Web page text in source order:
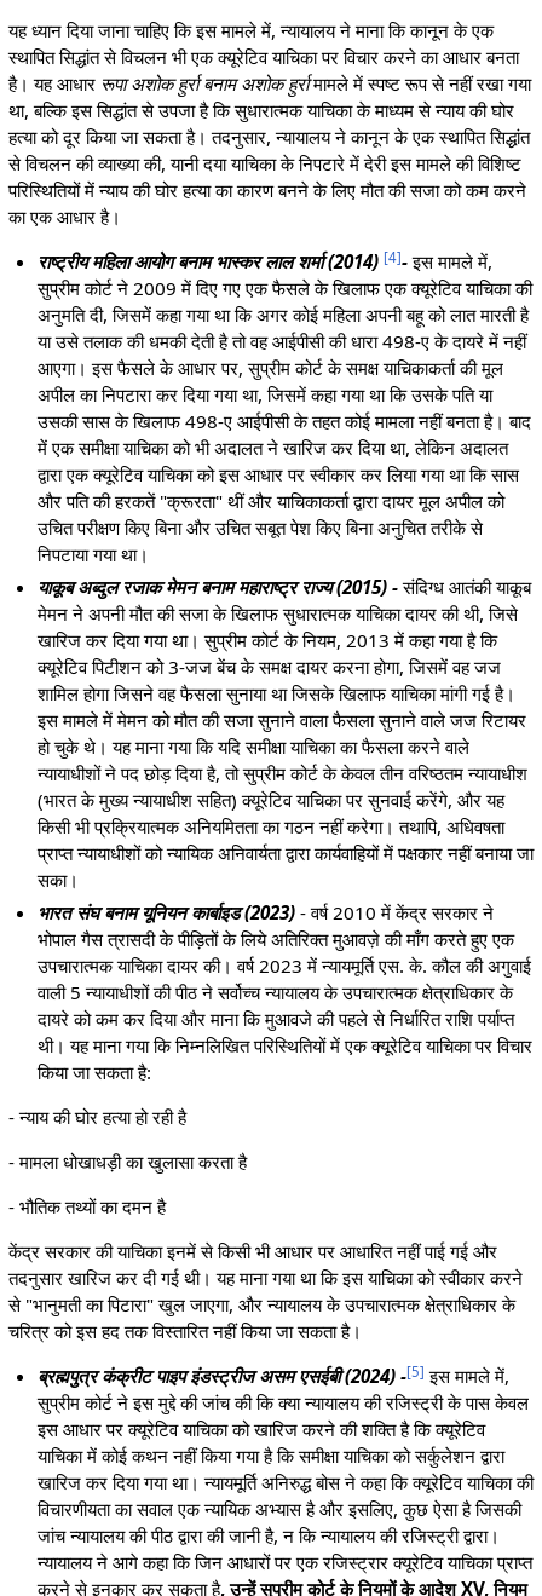
यह ध्यान दिया जाना चाहिए कि इस मामले में, न्यायालय ने माना कि कानून के एक
स्थापित सिद्धांत से विचलन भी एक क्यूरेटिव याचिका पर विचार करने का आधार बनता
है। यह आधार रूपा अशोक हुर्रा बनाम अशोक हुर्रामामले में स्पष्ट रूप से नहीं रखा गया
था, बल्कि इस सिद्धांत से उपजा है कि सुधारात्मक याचिका के माध्यम से न्याय की घोर
हत्या को दूर किया जा सकता है। तदनुसार, न्यायालय ने कानून के एक स्थापित सिद्धांत
से विचलन की व्याख्या की, यानी दया याचिका के निपटारे में देरी इस मामले की विशिष्ट
परिस्थितियों में न्याय की घोर हत्या का कारण बनने के लिए मौत की सजा को कम करने
का एक आधार है।
राष्ट्रीय महिला आयोग बनाम भास्कर लाल शर्मा (2014) [4]-इस मामले में,
सुप्रीम कोर्ट ने 2009 में दिए गए एक फैसले के खिलाफ एक क्यूरेटिव याचिका की
अनुमति दी, जिसमें कहा गया था कि अगर कोई महिला अपनी बहू को लात मारती है
या उसे तलाक की धमकी देती है तो वह आईपीसी की धारा 498-ए के दायरे में नहीं
आएगा। इस फैसले के आधार पर, सुप्रीम कोर्ट के समक्ष याचिकाकर्ता की मूल
अपील का निपटारा कर दिया गया था, जिसमें कहा गया था कि उसके पति या
उसकी सास के खिलाफ 498-ए आईपीसी के तहत कोई मामला नहीं बनता है। बाद
में एक समीक्षा याचिका को भी अदालत ने खारिज कर दिया था, लेकिन अदालत
द्वारा एक क्यूरेटिव याचिका को इस आधार पर स्वीकार कर लिया गया था कि सास
और पति की हरकतें "क्रूरता" थीं और याचिकाकर्ता द्वारा दायर मूल अपील को
उचित परीक्षण किए बिना और उचित सबूत पेश किए बिना अनुचित तरीके से
निपटाया गया था।
याकूब अब्दुल रजाक मेमन बनाम महाराष्ट्र राज्य (2015) -संदिग्ध आतंकी याकूब
मेमन ने अपनी मौत की सजा के खिलाफ सुधारात्मक याचिका दायर की थी, जिसे
खारिज कर दिया गया था। सुप्रीम कोर्ट के नियम, 2013 में कहा गया है कि
क्यूरेटिव पिटीशन को 3-जज बेंच के समक्ष दायर करना होगा, जिसमें वह जज
शामिल होगा जिसने वह फैसला सुनाया था जिसके खिलाफ याचिका मांगी गई है।
इस मामले में मेमन को मौत की सजा सुनाने वाला फैसला सुनाने वाले जज रिटायर
हो चुके थे। यह माना गया कि यदि समीक्षा याचिका का फैसला करने वाले
न्यायाधीशों ने पद छोड़ दिया है, तो सुप्रीम कोर्ट के केवल तीन वरिष्ठतम न्यायाधीश
(भारत के मुख्य न्यायाधीश सहित) क्यूरेटिव याचिका पर सुनवाई करेंगे, और यह
किसी भी प्रक्रियात्मक अनियमितता का गठन नहीं करेगा। तथापि, अधिवषता
प्राप्त न्यायाधीशों को न्यायिक अनिवार्यता द्वारा कार्यवाहियों में पक्षकार नहीं बनाया जा
सका।
भारत संघ बनाम यूनियन कार्बाइड (2023) - वर्ष 2010 में केंद्र सरकार ने
भोपाल गैस त्रासदी के पीड़ितों के लिये अतिरिक्त मुआवज़े की माँग करते हुए एक
उपचारात्मक याचिका दायर की। वर्ष 2023 में न्यायमूर्ति एस. के. कौल की अगुवाई
वाली 5 न्यायाधीशों की पीठ ने सर्वोच्च न्यायालय के उपचारात्मक क्षेत्राधिकार के
दायरे को कम कर दिया और माना कि मुआवजे की पहले से निर्धारित राशि पर्याप्त
थी। यह माना गया कि निम्नलिखित परिस्थितियों में एक क्यूरेटिव याचिका पर विचार
किया जा सकता है:
- न्याय की घोर हत्या हो रही है
- मामला धोखाधड़ी का खुलासा करता है
- भौतिक तथ्यों का दमन है
केंद्र सरकार की याचिका इनमें से किसी भी आधार पर आधारित नहीं पाई गई और
तदनुसार खारिज कर दी गई थी। यह माना गया था कि इस याचिका को स्वीकार करने
से "भानुमती का पिटारा" खुल जाएगा, और न्यायालय के उपचारात्मक क्षेत्राधिकार के
चरित्र को इस हद तक विस्तारित नहीं किया जा सकता है।
ब्रह्मपुत्र कंक्रीट पाइप इंडस्ट्रीज असम एसईबी (2024) -[5] इस मामले में,
सुप्रीम कोर्ट ने इस मुद्दे की जांच की कि क्या न्यायालय की रजिस्ट्री के पास केवल
इस आधार पर क्यूरेटिव याचिका को खारिज करने की शक्ति है कि क्यूरेटिव
याचिका में कोई कथन नहीं किया गया है कि समीक्षा याचिका को सर्कुलेशन द्वारा
खारिज कर दिया गया था। न्यायमूर्ति अनिरुद्ध बोस ने कहा कि क्यूरेटिव याचिका की
विचारणीयता का सवाल एक न्यायिक अभ्यास है और इसलिए, कुछ ऐसा है जिसकी
जांच न्यायालय की पीठ द्वारा की जानी है, न कि न्यायालय की रजिस्ट्री द्वारा।
न्यायालय ने आगे कहा कि जिन आधारों पर एक रजिस्ट्रार क्यूरेटिव याचिका प्राप्त
करने से इनकार कर सकता है, उन्हें सुप्रीम कोर्ट के नियमों के आदेश XV, नियम